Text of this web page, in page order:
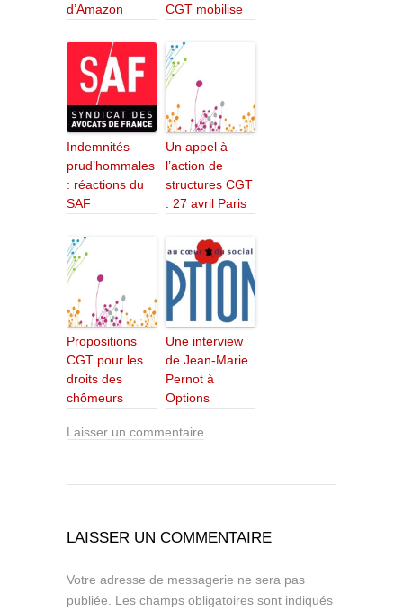
d’Amazon
CGT mobilise
Indemnités
prud’hommales
: réactions du
SAF
Un appel à
l’action de
structures CGT
: 27 avril Paris
Propositions
CGT pour les
droits des
chômeurs
Une interview
de Jean-Marie
Pernot à
Options
Laisser un commentaire
LAISSER UN COMMENTAIRE
Votre adresse de messagerie ne sera pas
publiée.
Les champs obligatoires sont indiqués